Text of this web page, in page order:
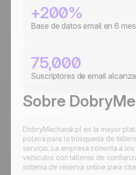
+200%
Base de datos email en 6
75,000
Suscriptores de email
Sobre
DobryMechanik.pl es la mayor
polaca para la búsqueda de
servicio. La empresa conecta a
vehículos con talleres de
sistema de reserva online para